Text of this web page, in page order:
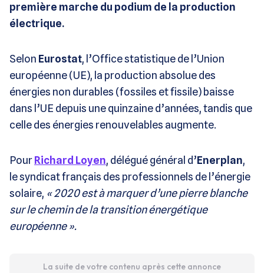
première marche du podium de la production
électrique.
Selon Eurostat, l’Office statistique de l’Union
européenne (UE), la production absolue des
énergies non durables (fossiles et fissile) baisse
dans l’UE depuis une quinzaine d’années, tandis que
celle des énergies renouvelables augmente.
PourRichard Loyen, délégué général d’Enerplan,
le syndicat français des professionnels de l’énergie
solaire, «2020 est à marquer d’une pierre blanche
sur le chemin de la transition énergétique
européenne».
La suite de votre contenu après cette annonce